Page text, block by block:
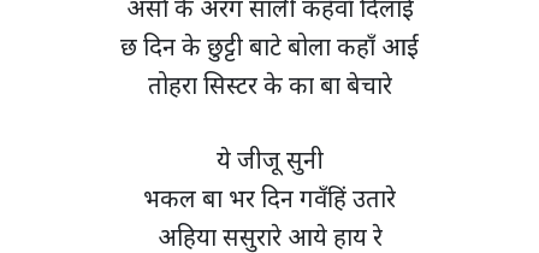
असों के अरग साली कहँवाँ दिलाई
छ दिन के छुट्टी बाटे बोला कहाँ आईं
तोहरा सिस्टर के का बा बेचारे
ये जीजू सुनी
भकल बा भर दिन गवँहिं उतारे
अहिया ससुरारे आये हाय रे